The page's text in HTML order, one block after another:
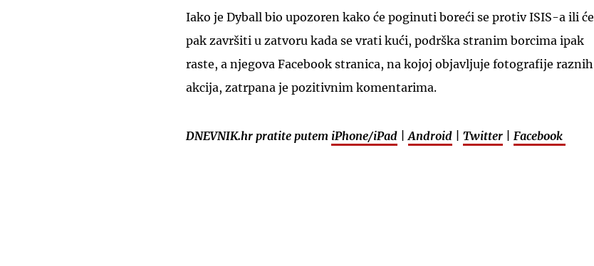
Iako je Dyball bio upozoren kako će poginuti boreći se protiv ISIS-a ili će
pak završiti u zatvoru kada se vrati kući, podrška stranim borcima ipak
raste, a njegova Facebook stranica, na kojoj objavljuje fotografije raznih
akcija, zatrpana je pozitivnim komentarima.
DNEVNIK.hr pratite putem iPhone/iPad |Android Twitter Facebook